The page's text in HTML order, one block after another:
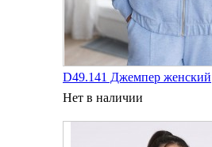
D49.141 Джемпер женский
Нет в наличии